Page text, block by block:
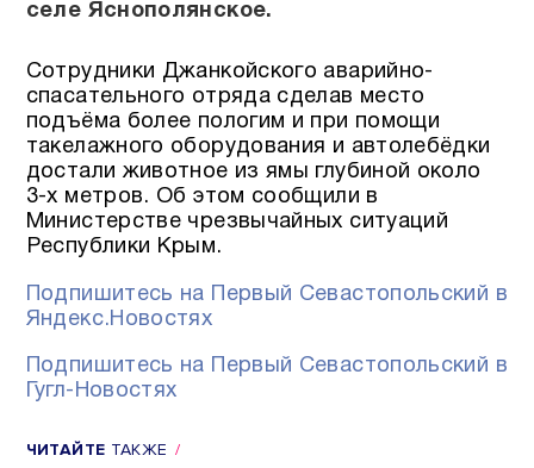
селе Яснополянское.
Сотрудники Джанкойского аварийно-
спасательного отряда сделав место
подъёма более пологим и при помощи
такелажного оборудования и автолебёдки
достали животное из ямы глубиной около
3-х метров. Об этом сообщили в
Министерстве чрезвычайных ситуаций
Республики Крым.
Подпишитесь на Первый Севастопольский в
Яндекс.Новостях
Подпишитесь на Первый Севастопольский в
Гугл-Новостях
ЧИТАЙТЕ ТАКЖЕ